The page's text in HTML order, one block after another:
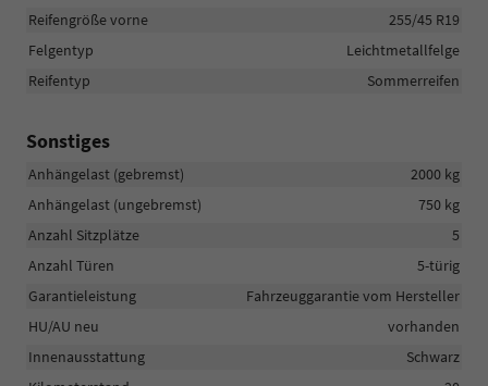
Reifengröße vorne
255/45 R19
Felgentyp
Leichtmetallfelge
Reifentyp
Sommerreifen
Sonstiges
Anhängelast (gebremst)
2000 kg
Anhängelast (ungebremst)
750 kg
Anzahl Sitzplätze
5
Anzahl Türen
5-türig
Garantieleistung
Fahrzeuggarantie vom Hersteller
HU/AU neu
vorhanden
Innenausstattung
Schwarz